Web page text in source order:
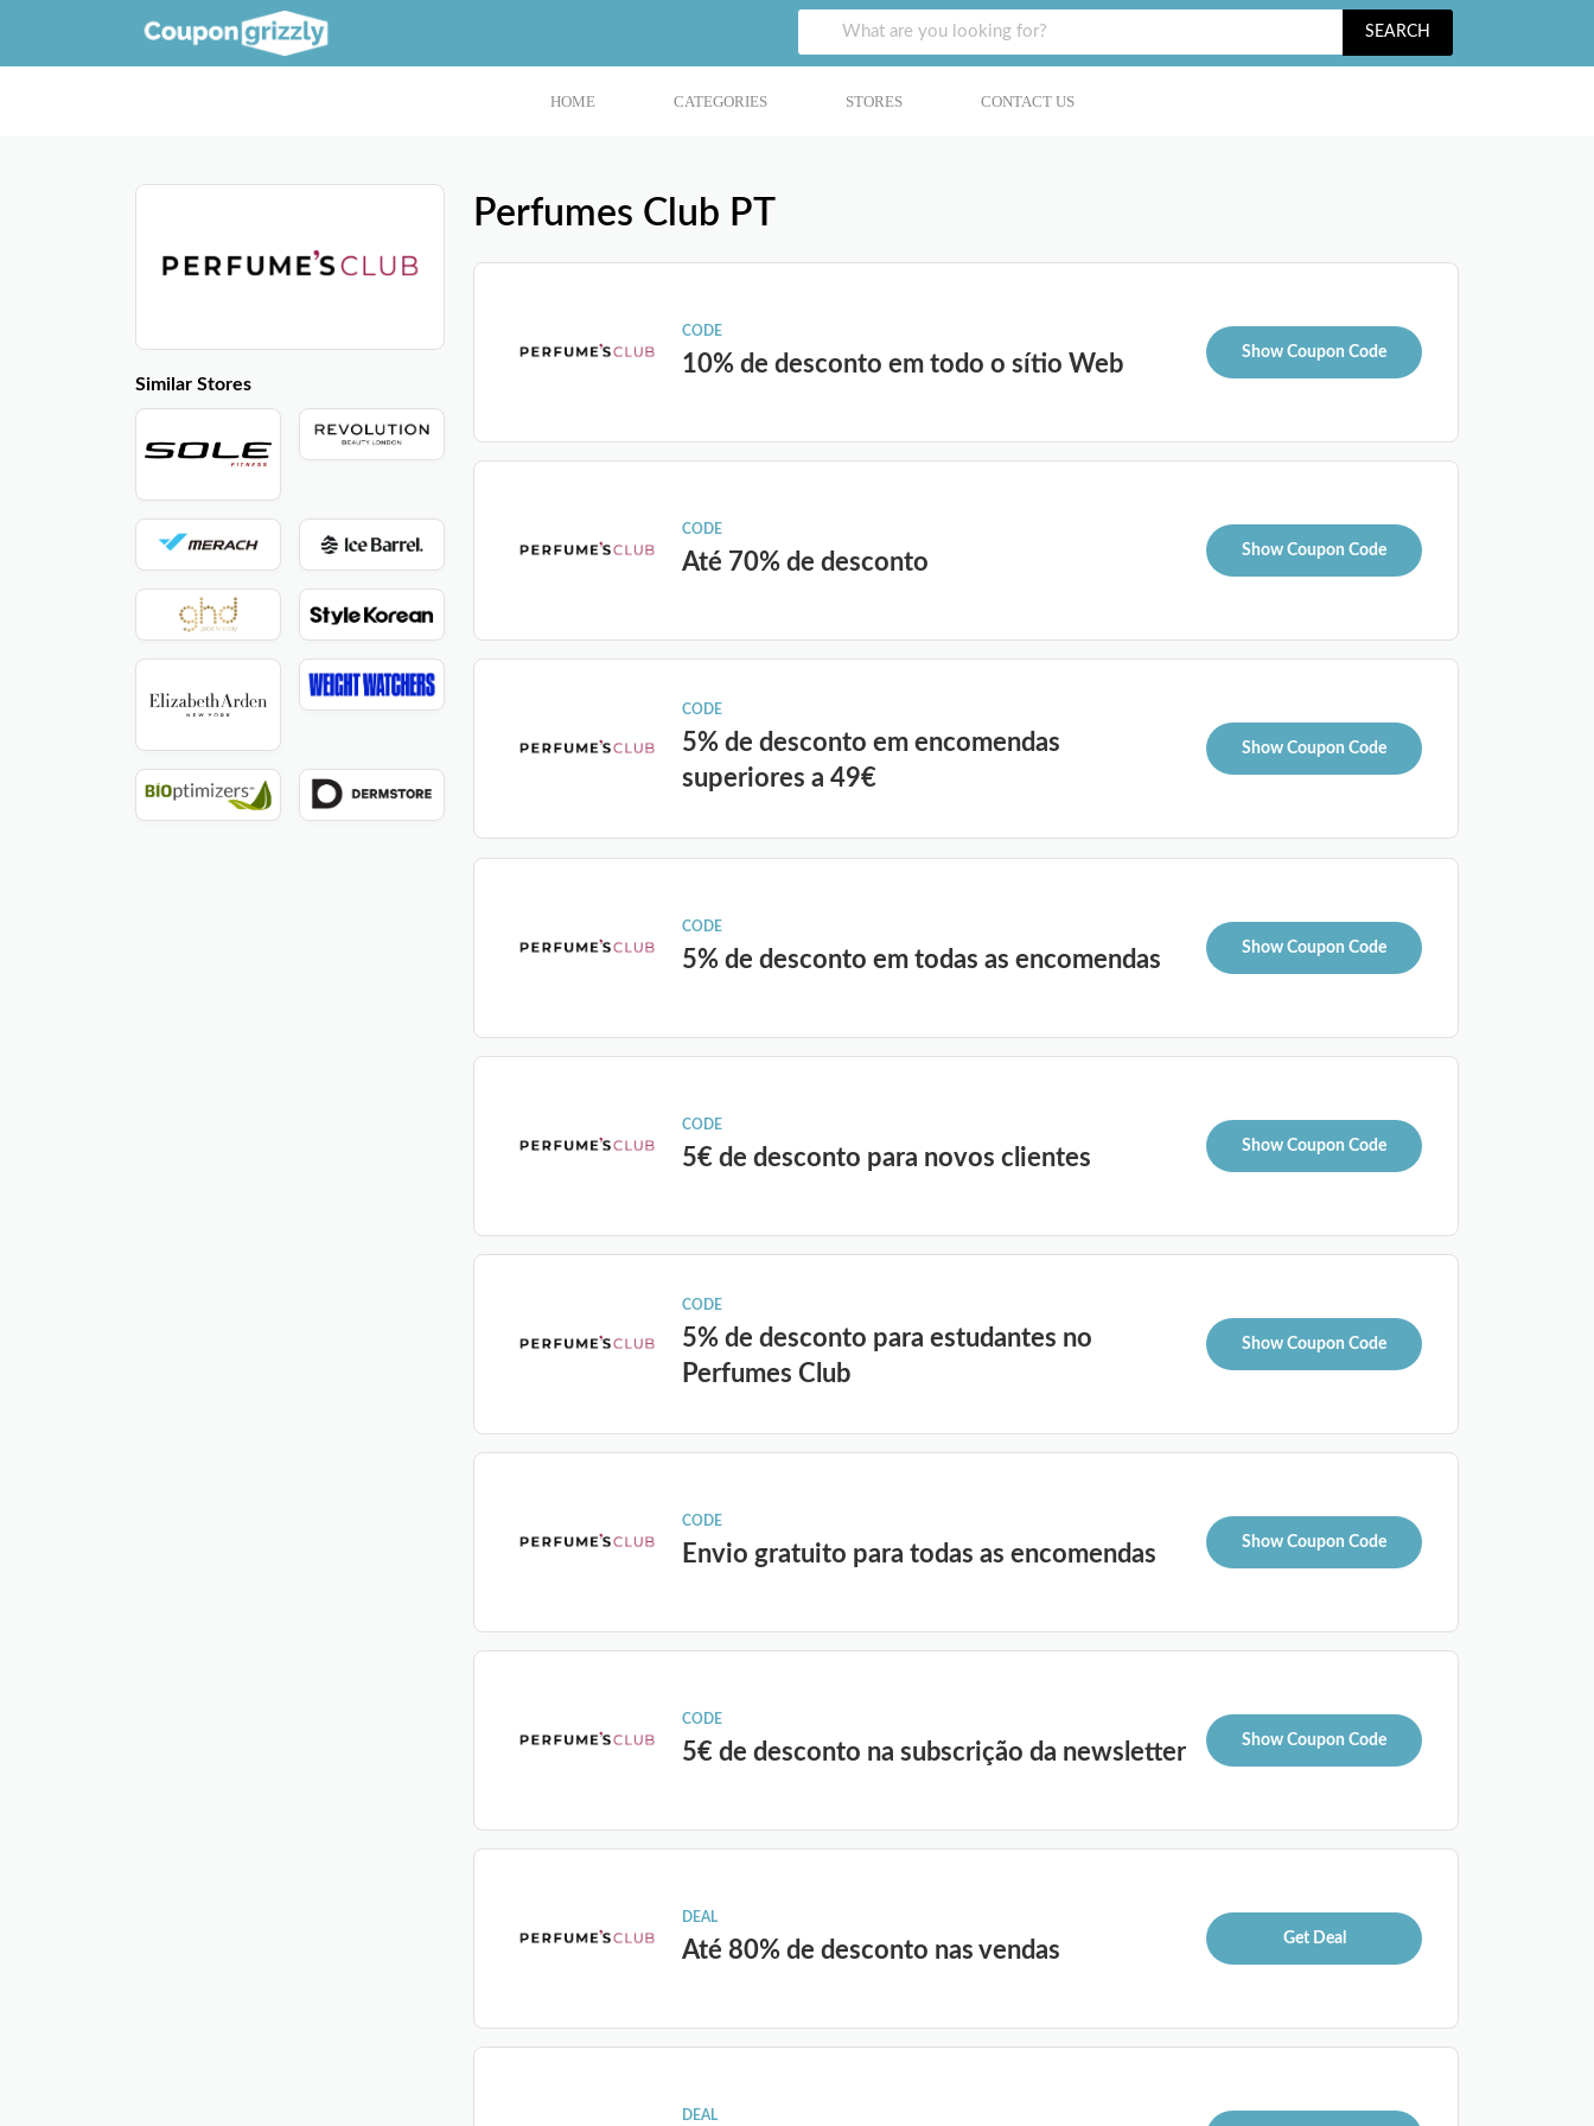
SEARCH
HOME CATEGORIES STORES CONTACT US
Similar Stores
Perfumes Club PT
CODE
10% de desconto em todo o sítio Web Show Coupon Code
CODE
Até 70% de desconto Show Coupon Code
CODE
5% de desconto em encomendas
superiores a 49€
Show Coupon Code
CODE
5% de desconto em todas as encomendas Show Coupon Code
CODE
5€ de desconto para novos clientes Show Coupon Code
CODE
5% de desconto para estudantes no
Perfumes Club
Show Coupon Code
CODE
Envio gratuito para todas as encomendas Show Coupon Code
CODE
5€ de desconto na subscrição da newsletter Show Coupon Code
DEAL
Até 80% de desconto nas vendas Get Deal
DEAL